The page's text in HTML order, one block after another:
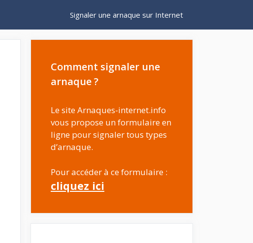
Signaler une arnaque sur Internet
Comment signaler une
arnaque ?
Le site Arnaques-internet.info
vous propose un formulaire en
ligne pour signaler tous types
d’arnaque.
Pour accéder à ce formulaire :
cliquez ici